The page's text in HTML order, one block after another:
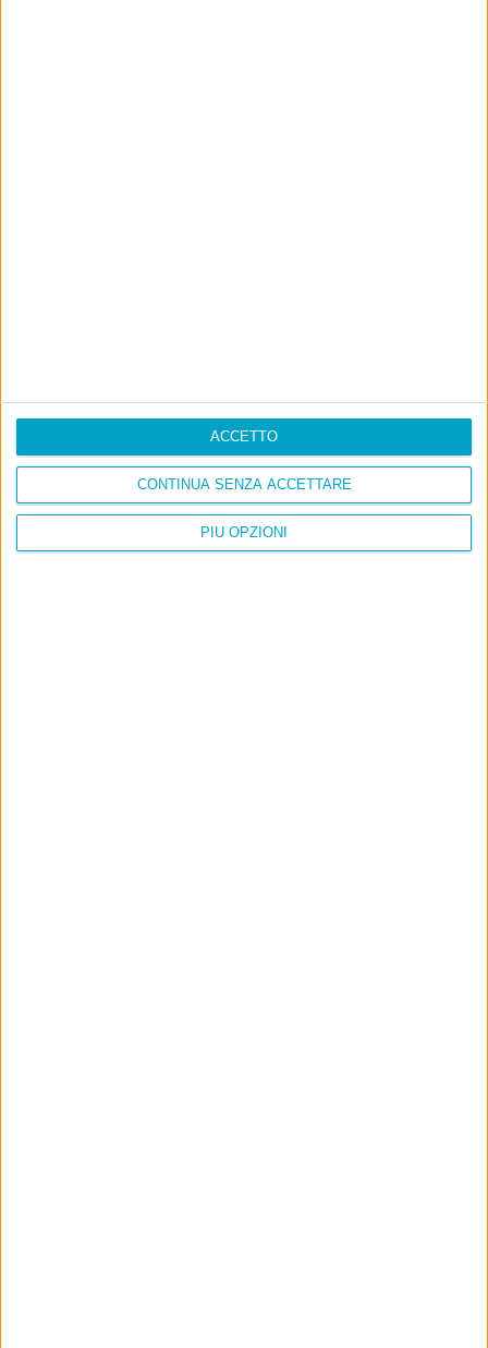
PIÙ OPZIONI
CONTINUA SENZA ACCETTARE
ACCETTO